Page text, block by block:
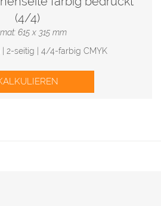
(4/4)
615 x 315 mm
| 2-seitig | 4/4-farbig CMYK